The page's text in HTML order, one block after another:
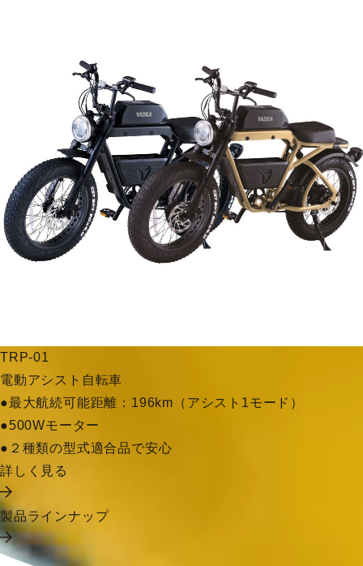
TRP-01
電動アシスト自転車
●最大航続可能距離：196km（アシスト1モード）
●500Wモーター
●２種類の型式適合品で安心
詳しく見る
製品ラインナップ